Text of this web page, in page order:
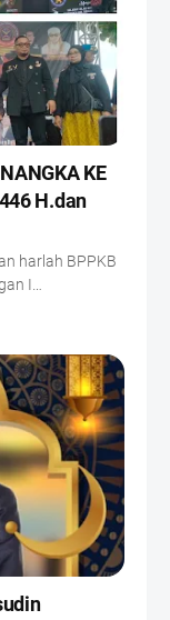
KE
H.dan
harlah BPPKB
I…